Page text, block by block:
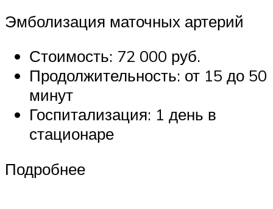
Эмболизация маточных артерий
Стоимость: 72 000 руб.
Продолжительность: от 15 до 50
минут
Госпитализация: 1 день в
стационаре
Подробнее